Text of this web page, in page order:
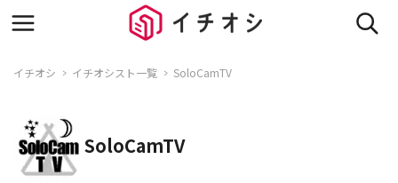
イチオシ イチオシスト一覧 SoloCamTV
SoloCamTV